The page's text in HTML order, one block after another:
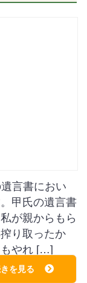
言書におい
甲氏の遺言書
が親からもら
り取ったか
もやれ […]
を見る